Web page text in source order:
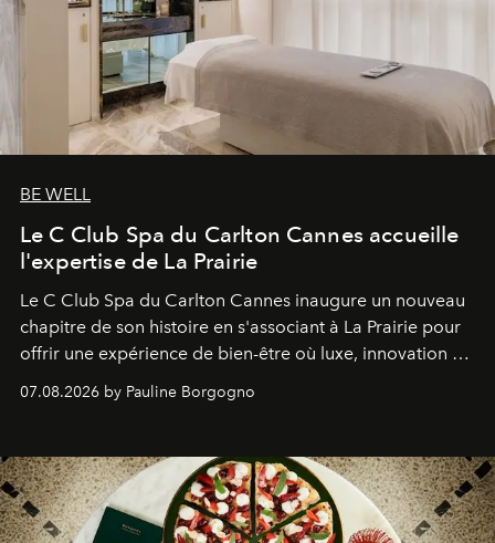
BE WELL
Le C Club Spa du Carlton Cannes accueille
l'expertise de La Prairie
Le C Club Spa du Carlton Cannes inaugure un nouveau
chapitre de son histoire en s'associant à La Prairie pour
offrir une expérience de bien-être où luxe, innovation et
expertise se rencontrent.
07.08.2026 by Pauline Borgogno